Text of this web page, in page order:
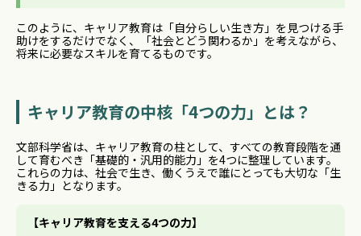
このように、キャリア教育は「自分らしい生き方」を見つける手
助けをするだけでなく、「社会とどう関わるか」を考えながら、
将来に必要なスキルを育てるものです。
キャリア教育の中核「4つの力」とは？
文部科学省は、キャリア教育の柱として、すべての教育段階を通
して育むべき「基礎的・汎用的能力」を4つに整理しています。
これらの力は、社会で生き、働くうえで誰にとっても大切な「生
きる力」となります。
【キャリア教育を支える4つの力】